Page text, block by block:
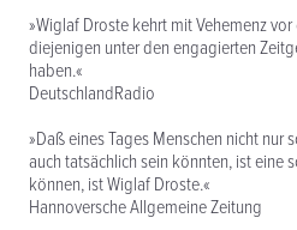
»Wiglaf Droste kehrt mit Vehemenz
diejenigen unter den engagierten
haben.«
DeutschlandRadio
»Daß eines Tages Menschen nicht
auch tatsächlich sein könnten, ist eine
können, ist Wiglaf Droste.«
Hannoversche Allgemeine Zeitung